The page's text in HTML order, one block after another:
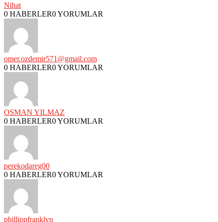
Nihat
0 HABERLER0 YORUMLAR
omer.ozdemir571@gmail.com
0 HABERLER0 YORUMLAR
OSMAN YILMAZ
0 HABERLER0 YORUMLAR
perekodareg00
0 HABERLER0 YORUMLAR
phillippfranklyn